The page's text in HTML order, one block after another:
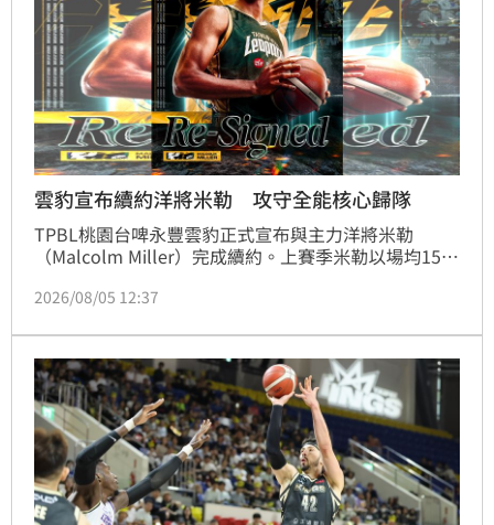
雲豹宣布續約洋將米勒 攻守全能核心歸隊
TPBL桃園台啤永豐雲豹正式宣布與主力洋將米勒
（Malcolm Miller）完成續約。上賽季米勒以場均15.9
更成為球隊攻守兩端的核心靈魂。總經理顏行書高度讚
配置的完美人選。
2026/08/05 12:37